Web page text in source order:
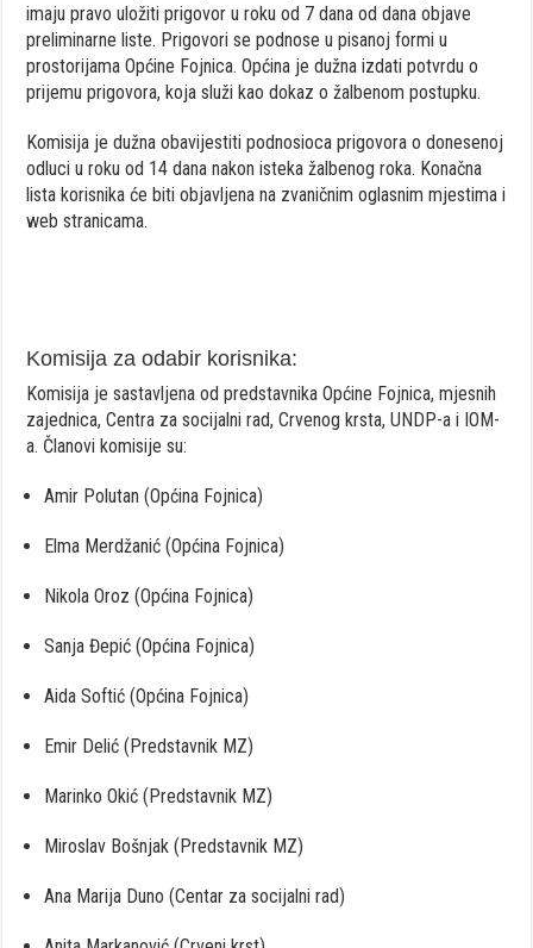
imaju pravo uložiti prigovor u roku od 7 dana od dana objave
preliminarne liste. Prigovori se podnose u pisanoj formi u
prostorijama Općine Fojnica. Općina je dužna izdati potvrdu o
prijemu prigovora, koja služi kao dokaz o žalbenom postupku.
Komisija je dužna obavijestiti podnosioca prigovora o donesenoj
odluci u roku od 14 dana nakon isteka žalbenog roka. Konačna
lista korisnika će biti objavljena na zvaničnim oglasnim mjestima i
web stranicama.
Komisija za odabir korisnika:
Komisija je sastavljena od predstavnika Općine Fojnica, mjesnih
zajednica, Centra za socijalni rad, Crvenog krsta, UNDP-a i IOM-
a. Članovi komisije su:
Amir Polutan (Općina Fojnica)
Elma Merdžanić (Općina Fojnica)
Nikola Oroz (Općina Fojnica)
Sanja Đepić (Općina Fojnica)
Aida Softić (Općina Fojnica)
Emir Delić (Predstavnik MZ)
Marinko Okić (Predstavnik MZ)
Miroslav Bošnjak (Predstavnik MZ)
Ana Marija Duno (Centar za socijalni rad)